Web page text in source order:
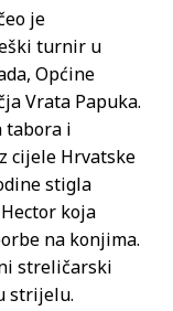
je
turnir u
Općine
Vrata Papuka.
tabora i
cijele Hrvatske
stigla
koja
na konjima.
streličarski
strijelu.